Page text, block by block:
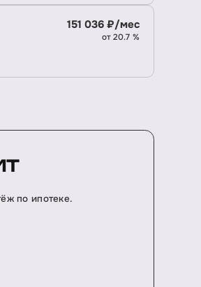
151 036 ₽/мес
от 20.7 %
по ипотеке.